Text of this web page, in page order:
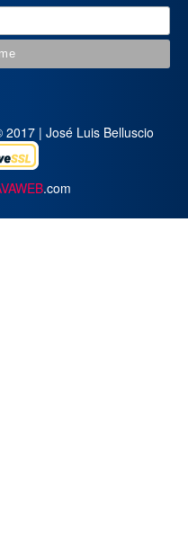
| José Luis Belluscio
.com